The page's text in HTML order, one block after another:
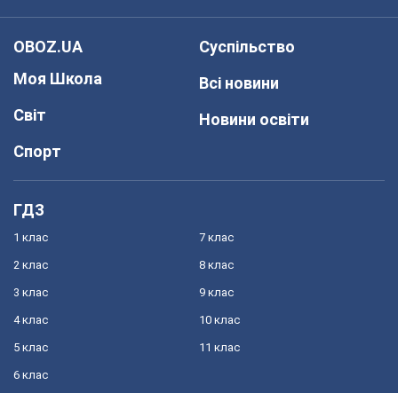
OBOZ.UA
Моя Школа
Світ
Спорт
Суспільство
Всі новини
Новини освіти
ГДЗ
1 клас
2 клас
3 клас
4 клас
5 клас
6 клас
7 клас
8 клас
9 клас
10 клас
11 клас